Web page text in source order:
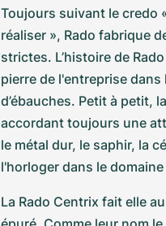
Toujours suivant le credo
réaliser », Rado fabrique
strictes. L’histoire de
pierre de l'entreprise
d’ébauches. Petit à petit,
accordant toujours une
le métal dur, le saphir, la
l'horloger dans le
La Rado Centrix fait elle